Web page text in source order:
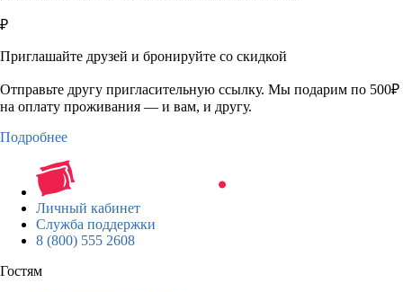
₽
Приглашайте друзей и бронируйте со скидкой
Отправьте другу пригласительную ссылку. Мы подарим по 500₽
на оплату проживания — и вам, и другу.
Подробнее
Личный кабинет
Служба поддержки
8 (800) 555 2608
Гостям